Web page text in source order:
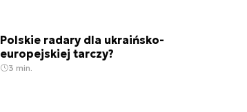
Polskie radary dla ukraińsko-
europejskiej tarczy?
3 min.